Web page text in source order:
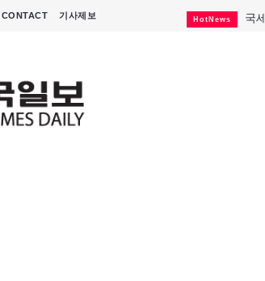
CONTACT 기사제보 HotNews 국